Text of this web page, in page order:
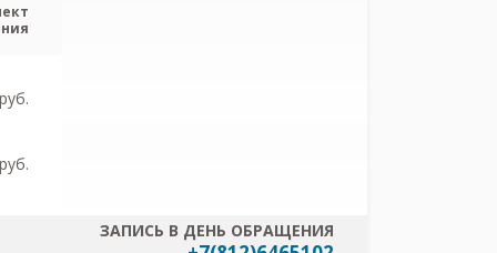
ЗАПИСЬ В ДЕНЬ ОБРАЩЕНИЯ